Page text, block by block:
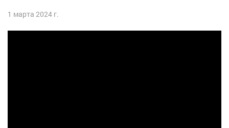
1 марта 2024 г.